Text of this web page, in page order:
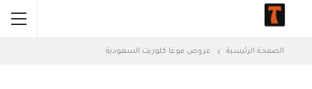
الصفحة الرئيسية عروض فوغا كلوزيت السعودية